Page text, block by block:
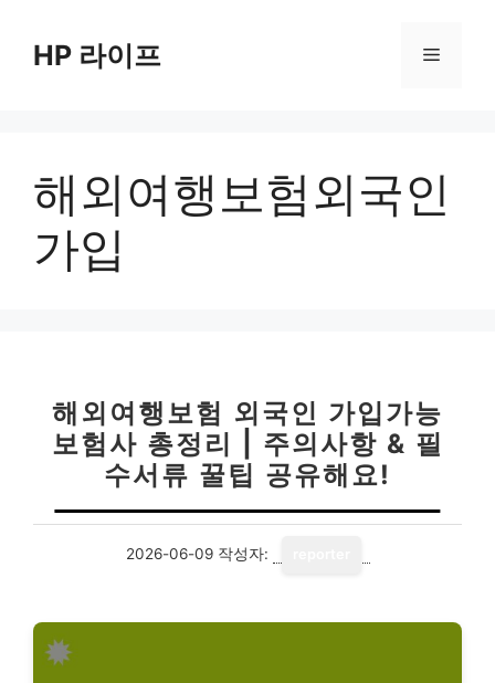
HP 라이프 메
해외여행보험외국인
가입
해외여행보험 외국인 가입가능
보험사 총정리 | 주의사항 & 필
수서류 꿀팁 공유해요!
2026-06-09 작성자: